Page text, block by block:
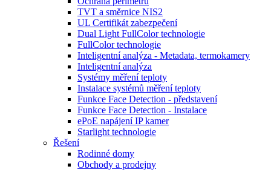
TVT a směrnice NIS2
UL Certifikát zabezpečení
Dual Light FullColor technologie
FullColor technologie
Inteligentní analýza - Metadata, termokamery
Inteligentní analýza
Systémy měření teploty
Instalace systémů měření teploty
Funkce Face Detection - představení
Funkce Face Detection - Instalace
ePoE napájení IP kamer
Starlight technologie
Řešení
Rodinné domy
Obchody a prodejny